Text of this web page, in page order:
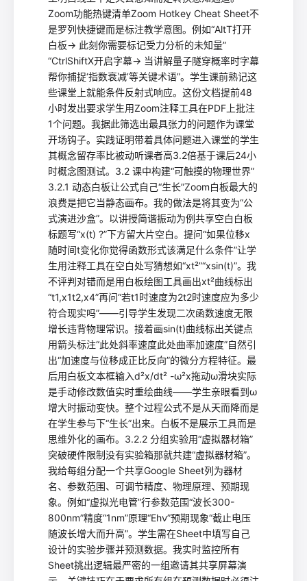
Zoom功能热键清单Zoom Hotkey Cheat Sheet不
是罗列快捷键而是标注教学意图。例如“AltT打开
白板→ 此刻你需要标记受力分析的未知量”
“CtrlShiftX开启字幕→ 当讲解量子隧穿概率时字幕
帮你捕捉‘指数衰减’等关键术语”。学生课前熟记这
些课堂上就能条件反射式响应。这份文档提前48
小时发出要求学生用Zoom注释工具在PDF上批注
1个问题。我据此筛选出最具张力的问题作为课堂
开场钩子。实践证明带着具体问题进入课堂的学生
其概念留存率比被动听课者高3.2倍基于课后24小
时概念图测试。3.2 课中构建“可触摸的物理世界”
3.2.1 动态白板让公式自己“生长”Zoom白板最大的
浪费是把它当静态画布。我的做法是将其变为“公
式演进沙盒”。以讲授简谐振动为例共享空白白板
标题写“x(t) ?”下方留大片空白。提问“如果位移x
随时间t变化你觉得函数形式该满足什么条件”让学
生用注释工具在空白处写猜想如“xt²”“xsin(t)”。我
不评判对错而是用白板绘图工具画出xt²曲线标出
“t1,x1t2,x4”再问“若t1时速度为2t2时速度应为多少
符合现实吗”——引导学生发现二次函数速度无限
增长违背物理常识。接着画sin(t)曲线标出关键点
用箭头标注“此处斜率速度此处曲率加速度”自然引
出“加速度与位移成正比反向”的微分方程特征。最
后用白板文本框输入d²x/dt² -ω²x拖动ω滑块实际
是手动修改数值实时重绘曲线——学生亲眼看到ω
增大时振动变快。整个过程公式不是从天而降而是
在学生参与下“生长”出来。白板不是展示工具而是
思维外化的画布。3.2.2 分组实验用“虚拟器材箱”
突破硬件限制没有实验箱那就共建“虚拟器材箱”。
我给每组分配一个共享Google Sheet列为器材
名、参数范围、可调节精度、物理原理、预期现
象。例如“虚拟光电管”行参数范围“波长300-
800nm”精度“1nm”原理“Ehν”预期现象“截止电压
随波长增大而升高”。学生需在Sheet中填写自己
设计的实验步骤并预测数据。我实时监控所有
Sheet挑出逻辑最严密的一组邀请其共享屏幕演